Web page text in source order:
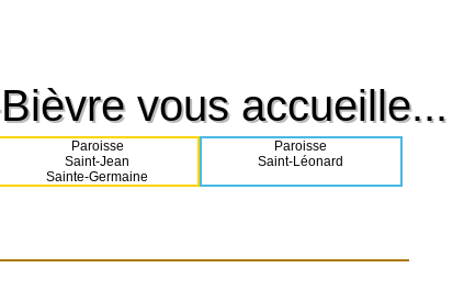
vous accueille...
vous accueille...
Paroisse
Saint-Jean
Sainte-Germaine
Paroisse
Saint-Léonard